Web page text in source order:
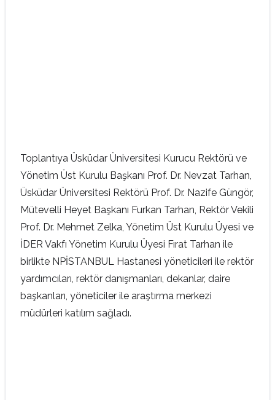
Toplantıya Üsküdar Üniversitesi Kurucu Rektörü ve
Yönetim Üst Kurulu Başkanı Prof. Dr. Nevzat Tarhan,
Üsküdar Üniversitesi Rektörü Prof. Dr. Nazife Güngör,
Mütevelli Heyet Başkanı Furkan Tarhan, Rektör Vekili
Prof. Dr. Mehmet Zelka, Yönetim Üst Kurulu Üyesi ve
İDER Vakfı Yönetim Kurulu Üyesi Fırat Tarhan ile
birlikte NPİSTANBUL Hastanesi yöneticileri ile rektör
yardımcıları, rektör danışmanları, dekanlar, daire
başkanları, yöneticiler ile araştırma merkezi
müdürleri katılım sağladı.